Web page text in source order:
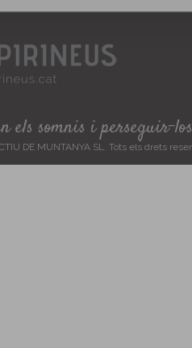
els somnis i perseguir-los
DE MUNTANYA SL. Tots els drets